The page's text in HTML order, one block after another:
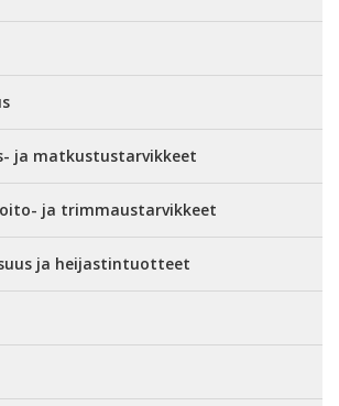
ja matkustustarvikkeet
ja trimmaustarvikkeet
ja heijastintuotteet